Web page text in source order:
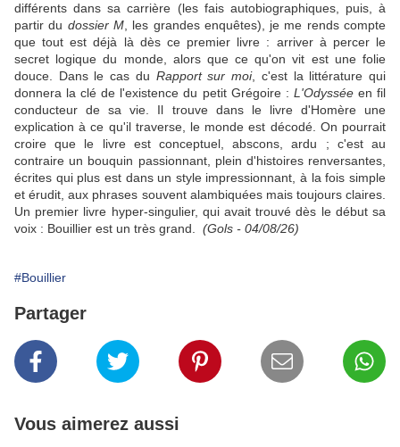
différents dans sa carrière (les fais autobiographiques, puis, à
partir du dossier M, les grandes enquêtes), je me rends compte
que tout est déjà là dès ce premier livre : arriver à percer le
secret logique du monde, alors que ce qu'on vit est une folie
douce. Dans le cas du Rapport sur moi, c'est la littérature qui
donnera la clé de l'existence du petit Grégoire : L'Odysséeen fil
conducteur de sa vie. Il trouve dans le livre d'Homère une
explication à ce qu'il traverse, le monde est décodé. On pourrait
croire que le livre est conceptuel, abscons, ardu ; c'est au
contraire un bouquin passionnant, plein d'histoires renversantes,
écrites qui plus est dans un style impressionnant, à la fois simple
et érudit, aux phrases souvent alambiquées mais toujours claires.
Un premier livre hyper-singulier, qui avait trouvé dès le début sa
voix : Bouillier est un très grand. (Gols - 04/08/26)
#Bouillier
Partager
Vous aimerez aussi